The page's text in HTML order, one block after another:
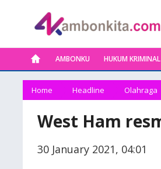
AMBONKU HUKUM KRIMINAL
Home Headline Olahraga
West Ham
30 January 2021, 04:01